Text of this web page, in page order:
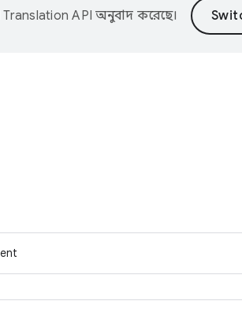
API অনুবাদ করেছে।